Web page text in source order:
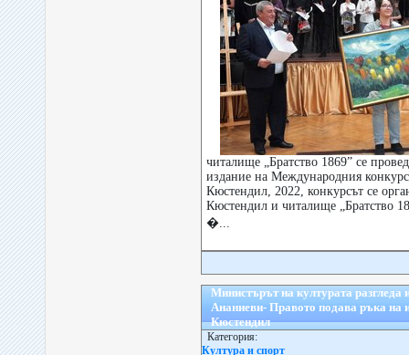
читалище „Братство 1869” се
издание на Международния конкурс
Кюстендил, 2022, конкурсът се
Кюстендил и читалище „Братство
�...
Министърът на културата разгледа
Ананиеви- Правото подава ръка на
Кюстендил
Категория:
Култура и спорт